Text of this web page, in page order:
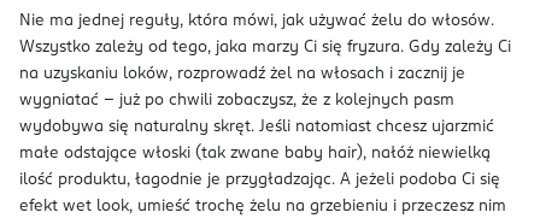
Nie ma jednej reguły, która mówi, jak używać żelu do włosów.
Wszystko zależy od tego, jaka marzy Ci się fryzura. Gdy zależy Ci
na uzyskaniu loków, rozprowadź żel na włosach i zacznij je
wygniatać – już po chwili zobaczysz, że z kolejnych pasm
wydobywa się naturalny skręt. Jeśli natomiast chcesz ujarzmić
małe odstające włoski (tak zwane baby hair), nałóż niewielką
ilość produktu, łagodnie je przygładzając. A jeżeli podoba Ci się
efekt wet look, umieść trochę żelu na grzebieniu i przeczesz nim